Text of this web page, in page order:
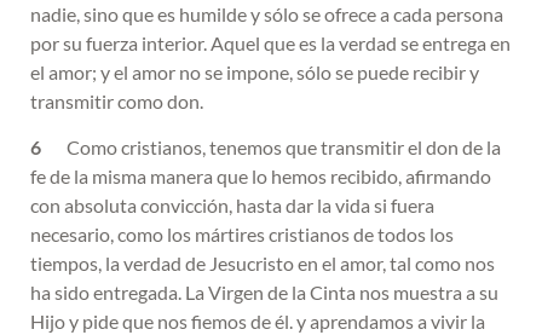
nadie, sino que es humilde y sólo se ofrece a cada persona
por su fuerza interior. Aquel que es la verdad se entrega en
el amor; y el amor no se impone, sólo se puede recibir y
transmitir como don.
6 Como cristianos, tenemos que transmitir el don de la
fe de la misma manera que lo hemos recibido, afirmando
con absoluta convicción, hasta dar la vida si fuera
necesario, como los mártires cristianos de todos los
tiempos, la verdad de Jesucristo en el amor, tal como nos
ha sido entregada. La Virgen de la Cinta nos muestra a su
Hijo y pide que nos fiemos de él. y aprendamos a vivir la